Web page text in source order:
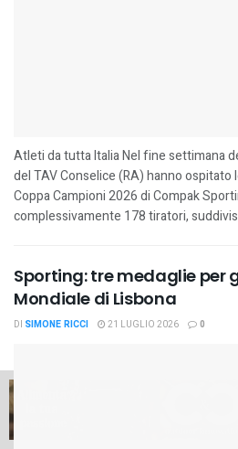
Atleti da tutta Italia Nel fine settimana
del TAV Conselice (RA) hanno ospitato
Coppa Campioni 2026 di Compak
complessivamente 178 tiratori,
Sporting: tre medaglie per
Mondiale di Lisbona
DI SIMONE RICCI 21 LUGLIO 2026 0